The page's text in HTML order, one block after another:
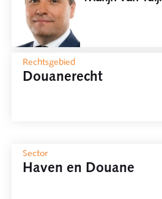
Rechtsgebied
Douanerecht
Sector
Haven en Douane